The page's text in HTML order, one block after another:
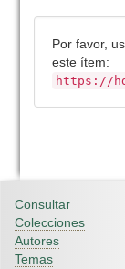
Por favor,
este ítem:
https://
Consultar
Colecciones
Autores
Temas